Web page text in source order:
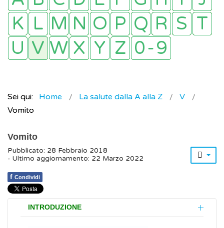
Sei qui: Home La salute dalla A alla Z
V
Vomito
Vomito
Pubblicato: 28 Febbraio 2018
- Ultimo aggiornamento: 22 Marzo 2022
f Condividi
INTRODUZIONE